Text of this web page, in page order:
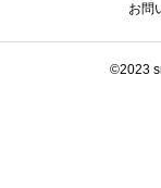
お問
©2023